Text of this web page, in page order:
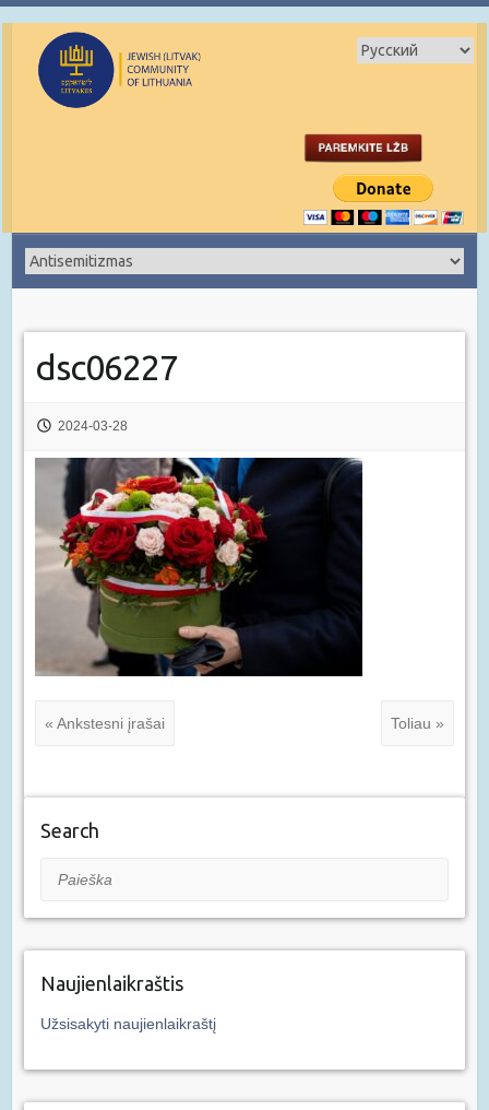
dsc06227
2024-03-28
« Ankstesni įrašai Toliau »
Search
Paieška
Naujienlaikraštis
Užsisakyti naujienlaikraštį